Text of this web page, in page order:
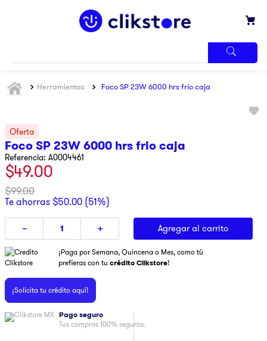
Herramientas Foco SP 23W 6000 hrs frio caja
Foco SP 23W 6000 hrs frio caja
Referencia: A0004461
$49.00
$99.00
Te ahorras $50.00 (51%)
＋
－ Agregar al carrito
¡Paga por Semana, Quincena o Mes, como tú
prefieras con tu crédito Clikstore!
¡Solicita tu crédito aquí!
Pago seguro
Tus compras 100% seguras.
MÁS
2.
3.
samsung
4.
pantalla
5.
motos
6.
xbox
7.
ninja
8.
lavadora
10. dji